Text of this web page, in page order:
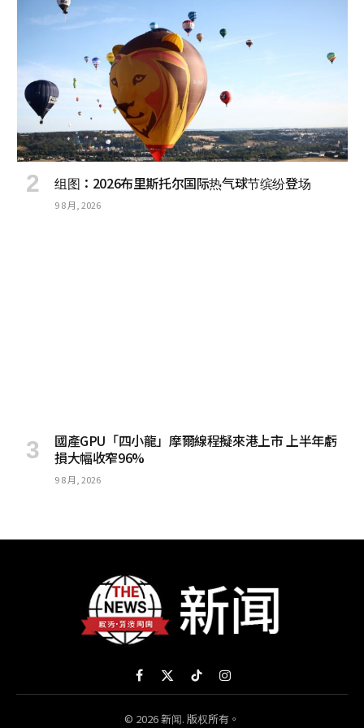
组图：2026布里斯托尔国际热气球节缤纷登场
9 8 月, 2026
國產GPU「四小龍」摩爾線程擬來港上市 上半年虧
損大幅收窄96%
9 8 月, 2026
Facebook
X
(Twitter)
TikTokInstagram
© 2026 新闻. 版权所有。